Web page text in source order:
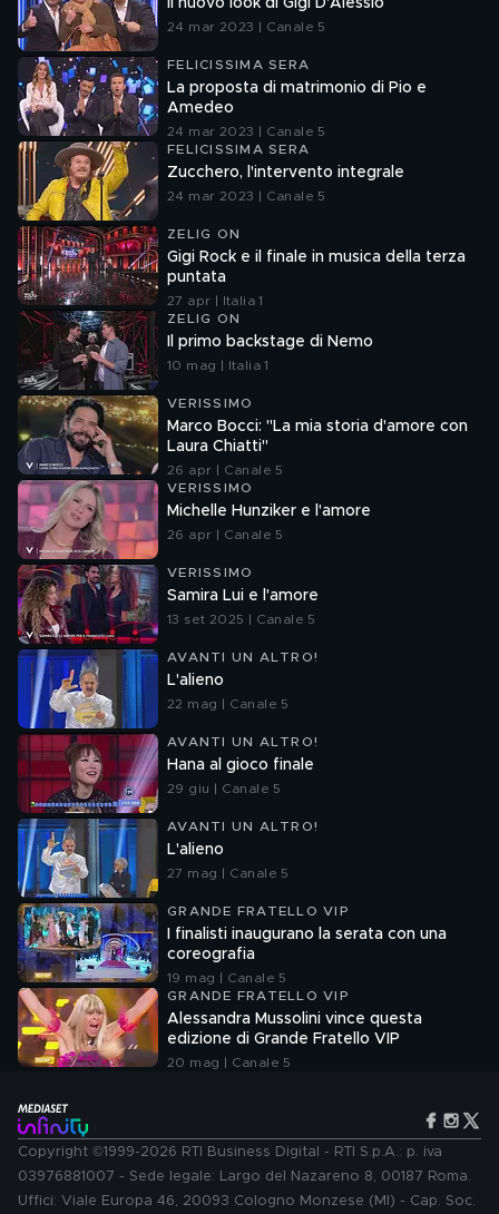
Il nuovo look di Gigi D'Alessio
24 mar 2023 | Canale 5
FELICISSIMA SERA
La proposta di matrimonio di Pio e
Amedeo
24 mar 2023 | Canale 5
FELICISSIMA SERA
Zucchero, l'intervento integrale
24 mar 2023 | Canale 5
ZELIG ON
Gigi Rock e il finale in musica della terza
puntata
27 apr | Italia 1
ZELIG ON
Il primo backstage di Nemo
10 mag | Italia 1
VERISSIMO
Marco Bocci: "La mia storia d'amore con
Laura Chiatti"
26 apr | Canale 5
VERISSIMO
Michelle Hunziker e l'amore
26 apr | Canale 5
VERISSIMO
Samira Lui e l'amore
13 set 2025 | Canale 5
AVANTI UN ALTRO!
L'alieno
22 mag | Canale 5
AVANTI UN ALTRO!
Hana al gioco finale
29 giu | Canale 5
AVANTI UN ALTRO!
L'alieno
27 mag | Canale 5
GRANDE FRATELLO VIP
I finalisti inaugurano la serata con una
coreografia
19 mag | Canale 5
GRANDE FRATELLO VIP
Alessandra Mussolini vince questa
edizione di Grande Fratello VIP
20 mag | Canale 5
Copyright ©1999-2026 RTI Business Digital - RTI S.p.A.: p. iva
03976881007 - Sede legale: Largo del Nazareno 8, 00187 Roma.
Uffici: Viale Europa 46, 20093 Cologno Monzese (MI) - Cap. Soc.